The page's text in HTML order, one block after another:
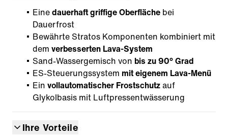
Einedauerhaft griffige Oberfläche bei
Dauerfrost
Bewährte Stratos Komponenten kombiniert mit
dem verbesserten Lava-System
Sand-Wassergemisch von bis zu 90° Grad
ES-Steuerungssystem mit eigenem Lava-Menü
Ein vollautomatischer Frostschutzauf
Glykolbasis mit Luftpressentwässerung
Ihre Vorteile